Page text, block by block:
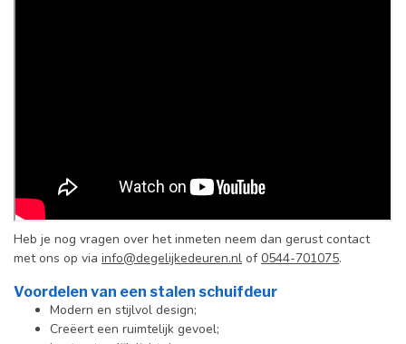
Heb je nog vragen over het inmeten neem dan gerust contact
met ons op via info@degelijkedeuren.nl of0544-701075.
Voordelen van een stalen schuifdeur
Modern en stijlvol design;
Creëert een ruimtelijk gevoel;